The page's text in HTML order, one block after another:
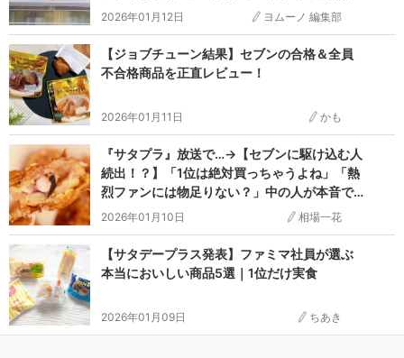
がやばい！
2026年01月12日 ヨムーノ 編集部
【ジョブチューン結果】セブンの合格＆全員
不合格商品を正直レビュー！
2026年01月11日 かも
『サタプラ』放送で…→【セブンに駆け込む人
続出！？】「1位は絶対買っちゃうよね」「熱
烈ファンには物足りない？」中の人が本音で
激推し！BET5
2026年01月10日 相場一花
【サタデープラス発表】ファミマ社員が選ぶ
本当においしい商品5選｜1位だけ実食
2026年01月09日 ちあき